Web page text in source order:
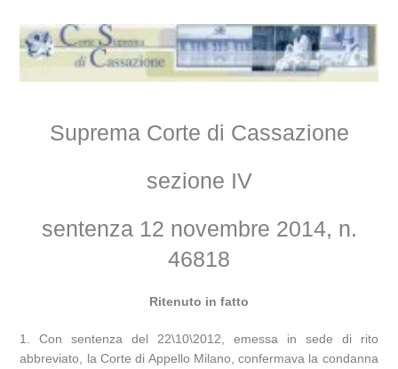
Suprema Corte di Cassazione
sezione IV
sentenza 12 novembre 2014, n.
46818
Ritenuto in fatto
1. Con sentenza del 22\10\2012, emessa in sede di rito
abbreviato, la Corte di Appello Milano, confermava la condanna